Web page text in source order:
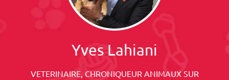
Yves Lahiani
VETERINAIRE, CHRONIQUEUR ANIMAUX SUR